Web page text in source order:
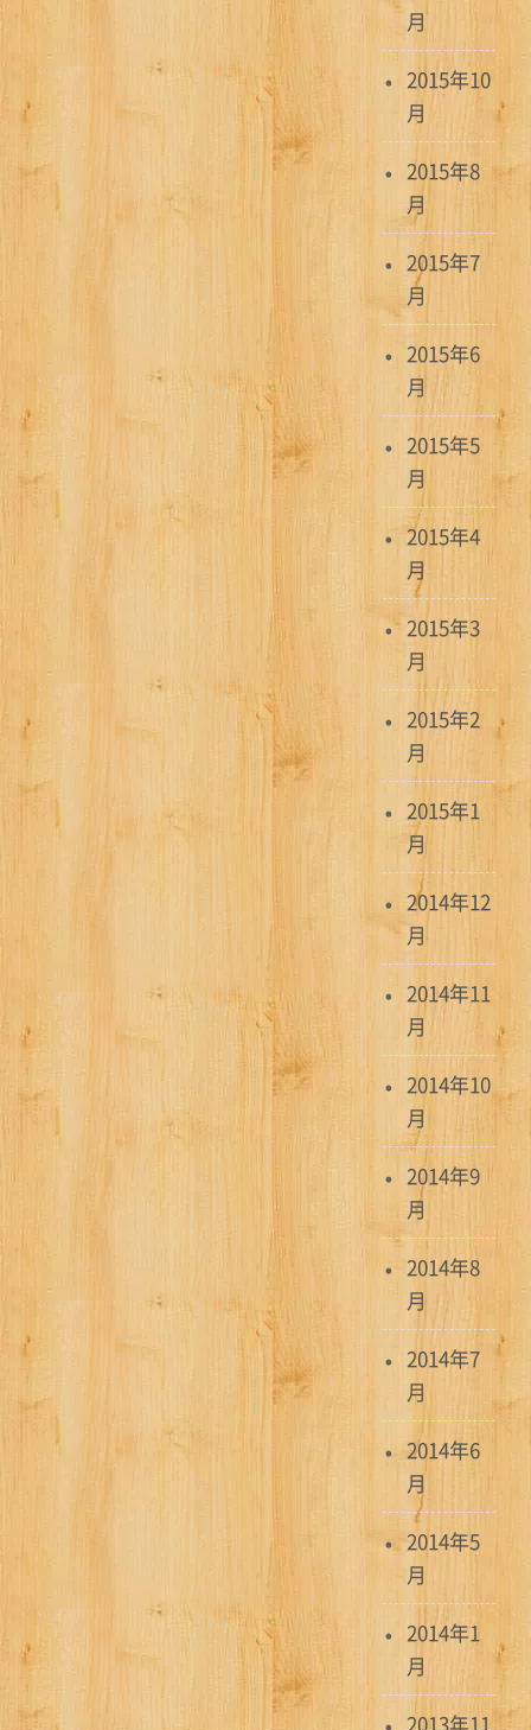
月
2015年10
月
2015年8
月
2015年7
月
2015年6
月
2015年5
月
2015年4
月
2015年3
月
2015年2
月
2015年1
月
2014年12
月
2014年11
月
2014年10
月
2014年9
月
2014年8
月
2014年7
月
2014年6
月
2014年5
月
2014年1
月
2013年11